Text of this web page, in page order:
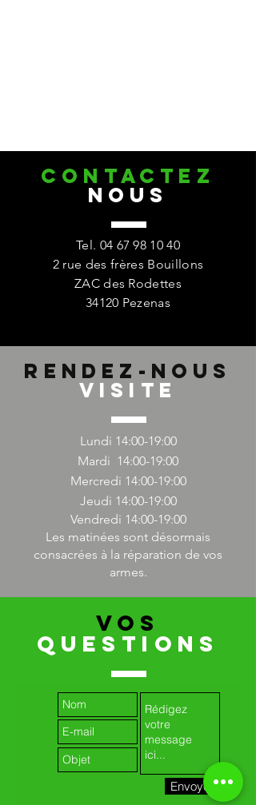
CONTACTez
nous
Tel. 04 67 98 10 40
2 rue des frères Bouillons
ZAC des Rodettes
34120 Pezenas
Rendez-nous
Visite
Lundi 14:00-19:00
Mardi 14:00-19:00
Mercredi 14:00-19:00
Jeudi 14:00-19:00
Vendredi 14:00-19:00
Les matinées sont désormais
consacrées à la réparation de vos
armes.
VOS
QUESTIONS
Envoyer